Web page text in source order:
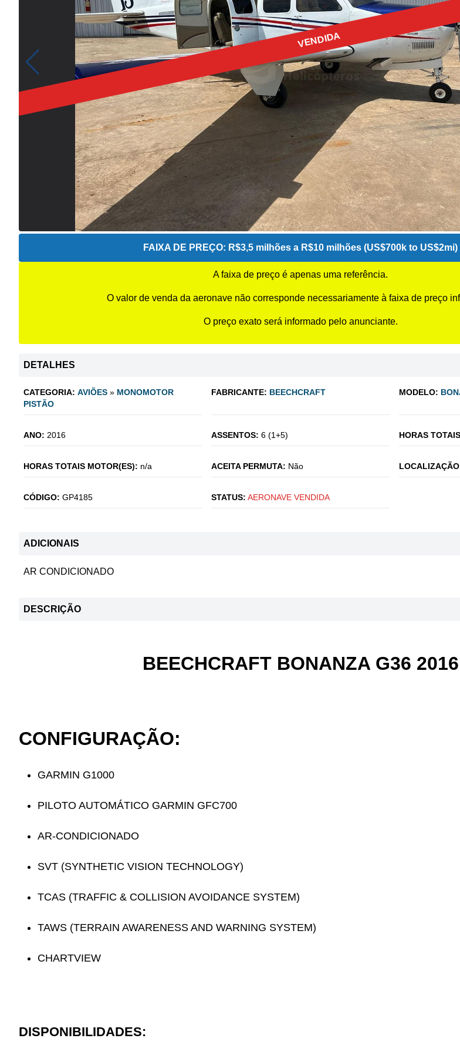
VENDIDA
FAIXA DE PREÇO: R$3,5 milhões a R$10 milhões (US$700k to US$2mi)
A faixa de preço é apenas uma referência.
O valor de venda da aeronave não corresponde necessariamente à faixa de preço
O preço exato será informado pelo anunciante.
DETALHES
CATEGORIA: AVIÕES » MONOMOTOR
PISTÃO
FABRICANTE: BEECHCRAFT MODELO:
ANO: 2016 ASSENTOS: 6 (1+5) HORAS
HORAS TOTAIS MOTOR(ES): n/a ACEITA PERMUTA: Não
CÓDIGO: GP4185 STATUS: AERONAVE VENDIDA
ADICIONAIS
AR CONDICIONADO
DESCRIÇÃO
BEECHCRAFT BONANZA G36 2016
CONFIGURAÇÃO:
GARMIN G1000
PILOTO AUTOMÁTICO GARMIN GFC700
AR-CONDICIONADO
SVT (SYNTHETIC VISION TECHNOLOGY)
TCAS (TRAFFIC & COLLISION AVOIDANCE SYSTEM)
TAWS (TERRAIN AWARENESS AND WARNING SYSTEM)
CHARTVIEW
DISPONIBILIDADES: